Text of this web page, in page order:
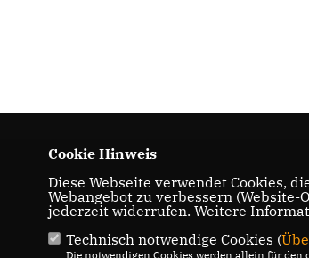
Cookie Hinweis
Diese Webseite verwendet Cookies,
Webangebot zu verbessern
jederzeit widerrufen. Weitere
Technisch notwendige Cookies (
Die notwendigen Cookies werden allein für den